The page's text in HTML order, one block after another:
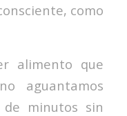
como
alimento que
aguantamos
de minutos sin